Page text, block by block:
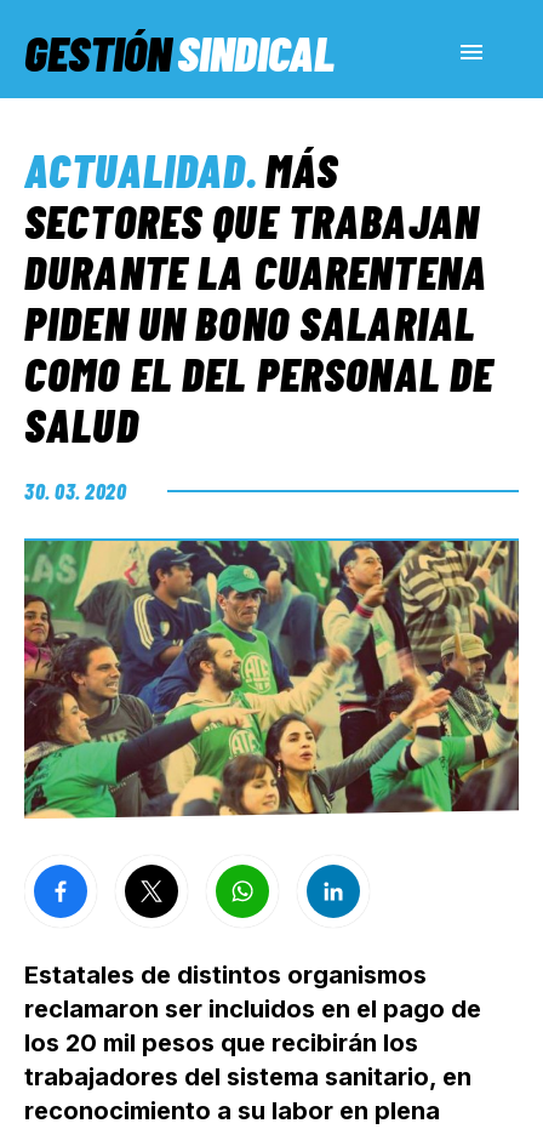
GESTIÓNSINDICAL
SERVICIOS SOCIALES
INFORMES ESPECIALES
FUERA DE MEGÁFONO
ACTUALIDAD.MÁS
SECTORES QUE TRABAJAN
DURANTE LA CUARENTENA
PIDEN UN BONO SALARIAL
COMO EL DEL PERSONAL DE
SALUD
30. 03. 2020
Estatales de distintos organismos
reclamaron ser incluidos en el pago de
los 20 mil pesos que recibirán los
trabajadores del sistema sanitario, en
reconocimiento a su labor en plena